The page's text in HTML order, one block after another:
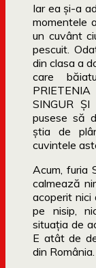
Iar ea și-a
momentele
un cuvânt
pescuit.
din clasa a
care
SINGUR
pusese să
știa de
cuvintele
Acum, furia
calmează
acoperit nici
pe nisip,
situaţia de
E atât de
din România.